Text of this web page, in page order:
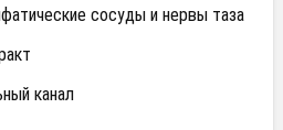
сосуды и нервы таза
канал